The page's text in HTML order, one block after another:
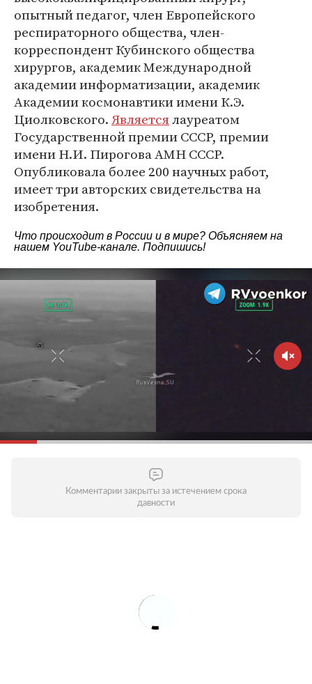
опытный педагог, член Европейского
респираторного общества, член-
корреспондент Кубинского общества
хирургов, академик Международной
академии информатизации, академик
Академии космонавтики имени К.Э.
Циолковского.Являетсялауреатом
Государственной премии СССР, премии
имени Н.И. Пирогова АМН СССР.
Опубликовала более 200 научных работ,
имеет три авторских свидетельства на
изобретения.
Что происходит в России и в мире? Объясняем на
нашем YouTube-канале. Подпишись!
Комментарии закрыты за истечением срока
давности